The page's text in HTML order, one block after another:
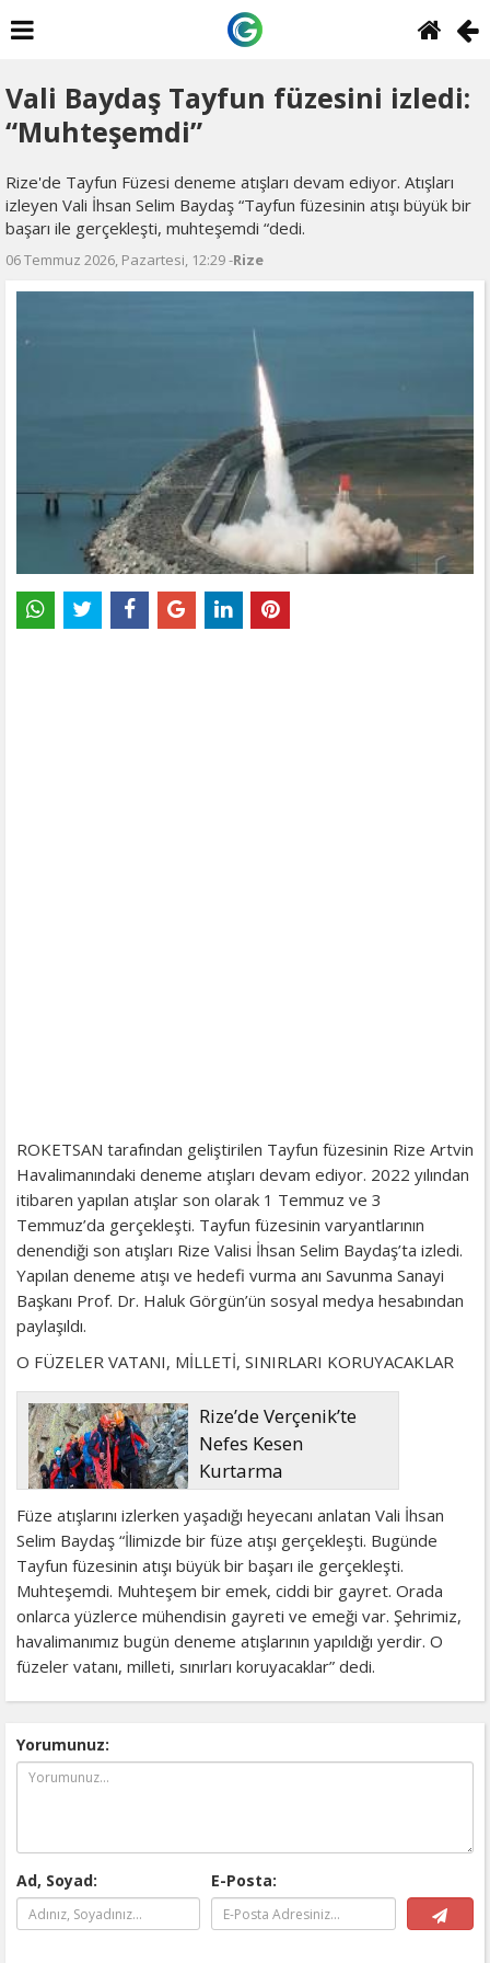
Vali Baydaş Tayfun füzesini izledi:
“Muhteşemdi”
Rize'de Tayfun Füzesi deneme atışları devam ediyor. Atışları
izleyen Vali İhsan Selim Baydaş “Tayfun füzesinin atışı büyük bir
başarı ile gerçekleşti, muhteşemdi “dedi.
06 Temmuz 2026, Pazartesi, 12:29 -Rize
ROKETSAN tarafından geliştirilen Tayfun füzesinin Rize Artvin
Havalimanındaki deneme atışları devam ediyor. 2022 yılından
itibaren yapılan atışlar son olarak 1 Temmuz ve 3
Temmuz’da gerçekleşti. Tayfun füzesinin varyantlarının
denendiği son atışları Rize Valisi İhsan Selim Baydaş’ta izledi.
Yapılan deneme atışı ve hedefi vurma anı Savunma Sanayi
Başkanı Prof. Dr. Haluk Görgün’ün sosyal medya hesabından
paylaşıldı.
O FÜZELER VATANI, MİLLETİ, SINIRLARI KORUYACAKLAR
Rize’de Verçenik’te
Nefes Kesen
Kurtarma
Operasyonu
Füze atışlarını izlerken yaşadığı heyecanı anlatan Vali İhsan
Selim Baydaş “İlimizde bir füze atışı gerçekleşti. Bugünde
Tayfun füzesinin atışı büyük bir başarı ile gerçekleşti.
Muhteşemdi. Muhteşem bir emek, ciddi bir gayret. Orada
onlarca yüzlerce mühendisin gayreti ve emeği var. Şehrimiz,
havalimanımız bugün deneme atışlarının yapıldığı yerdir. O
füzeler vatanı, milleti, sınırları koruyacaklar” dedi.
Yorumunuz:
Ad, Soyad: E-Posta: